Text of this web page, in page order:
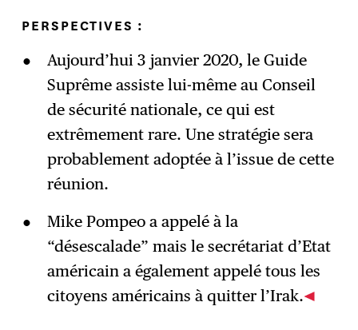
PERSPECTIVES :
Aujourd’hui 3 janvier 2020, le Guide
Suprême assiste lui-même au Conseil
de sécurité nationale, ce qui est
extrêmement rare. Une stratégie sera
probablement adoptée à l’issue de cette
réunion.
Mike Pompeo a appelé à la
“désescalade” mais le secrétariat d’Etat
américain a également appelé tous les
citoyens américains à quitter l’Irak.